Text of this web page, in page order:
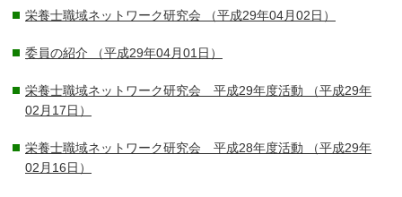
栄養士職域ネットワーク研究会 （平成29年04月02日）
委員の紹介 （平成29年04月01日）
栄養士職域ネットワーク研究会 平成29年度活動 （平成29年
02月17日）
栄養士職域ネットワーク研究会 平成28年度活動 （平成29年
02月16日）